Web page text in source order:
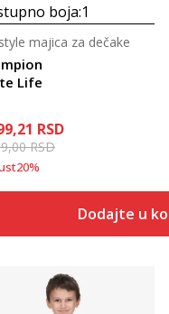
boja:1
Life
majica za dečake
RSD
RSD
20%
Dodajte u